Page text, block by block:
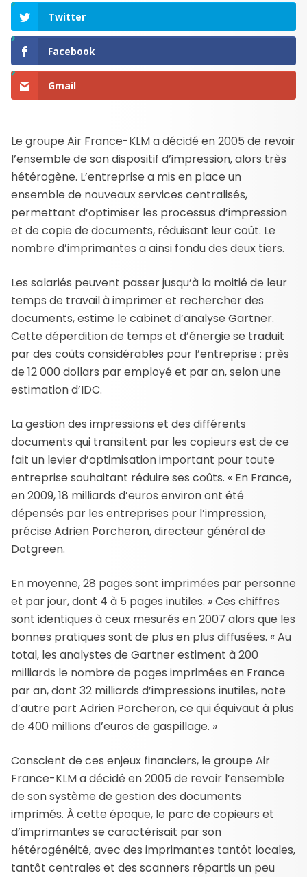
Twitter
Facebook
Gmail
Le groupe Air France-KLM a décidé en 2005 de revoir
l’ensemble de son dispositif d’impression, alors très
hétérogène. L’entreprise a mis en place un
ensemble de nouveaux services centralisés,
permettant d’optimiser les processus d’impression
et de copie de documents, réduisant leur coût. Le
nombre d’imprimantes a ainsi fondu des deux tiers.
Les salariés peuvent passer jusqu’à la moitié de leur
temps de travail à imprimer et rechercher des
documents, estime le cabinet d’analyse Gartner.
Cette déperdition de temps et d’énergie se traduit
par des coûts considérables pour l’entreprise : près
de 12 000 dollars par employé et par an, selon une
estimation d’IDC.
La gestion des impressions et des différents
documents qui transitent par les copieurs est de ce
fait un levier d’optimisation important pour toute
entreprise souhaitant réduire ses coûts. « En France,
en 2009, 18 milliards d’euros environ ont été
dépensés par les entreprises pour l’impression,
précise Adrien Porcheron, directeur général de
Dotgreen.
En moyenne, 28 pages sont imprimées par personne
et par jour, dont 4 à 5 pages inutiles. » Ces chiffres
sont identiques à ceux mesurés en 2007 alors que les
bonnes pratiques sont de plus en plus diffusées. « Au
total, les analystes de Gartner estiment à 200
milliards le nombre de pages imprimées en France
par an, dont 32 milliards d’impressions inutiles, note
d’autre part Adrien Porcheron, ce qui équivaut à plus
de 400 millions d’euros de gaspillage. »
Conscient de ces enjeux financiers, le groupe Air
France-KLM a décidé en 2005 de revoir l’ensemble
de son système de gestion des documents
imprimés. À cette époque, le parc de copieurs et
d’imprimantes se caractérisait par son
hétérogénéité, avec des imprimantes tantôt locales,
tantôt centrales et des scanners répartis un peu